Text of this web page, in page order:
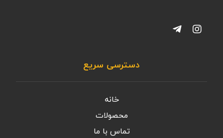
دسترسی سریع
خانه
محصولات
تماس با ما